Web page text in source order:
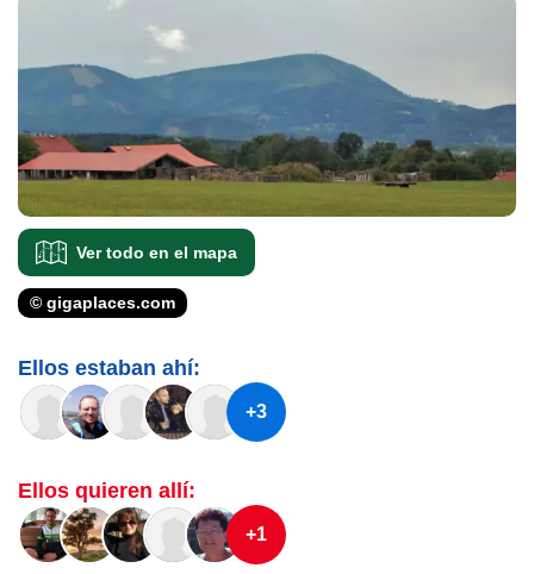
Ver todo en el mapa
© gigaplaces.com
Ellos estaban ahí:
+3
Ellos quieren allí:
+1